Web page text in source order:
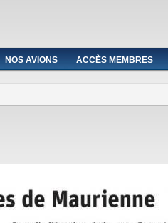
NOS AVIONS ACCÈS MEMBRES